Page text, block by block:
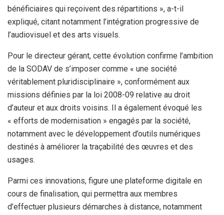
bénéficiaires qui reçoivent des répartitions », a-t-il
expliqué, citant notamment l’intégration progressive de
l’audiovisuel et des arts visuels.
Pour le directeur gérant, cette évolution confirme l’ambition
de la SODAV de s’imposer comme « une société
véritablement pluridisciplinaire », conformément aux
missions définies par la loi 2008-09 relative au droit
d’auteur et aux droits voisins. ‎Il a également évoqué les
« efforts de modernisation » engagés par la société,
notamment avec le développement d’outils numériques
destinés à améliorer la traçabilité des œuvres et des
usages.
Parmi ces innovations, figure une plateforme digitale en
cours de finalisation, qui permettra aux membres
d’effectuer plusieurs démarches à distance, notamment